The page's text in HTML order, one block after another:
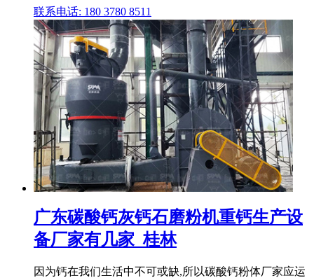
联系电话: 180 3780 8511
广东碳酸钙灰钙石磨粉机重钙生产设
备厂家有几家_桂林
因为钙在我们生活中不可或缺,所以碳酸钙粉体厂家应运